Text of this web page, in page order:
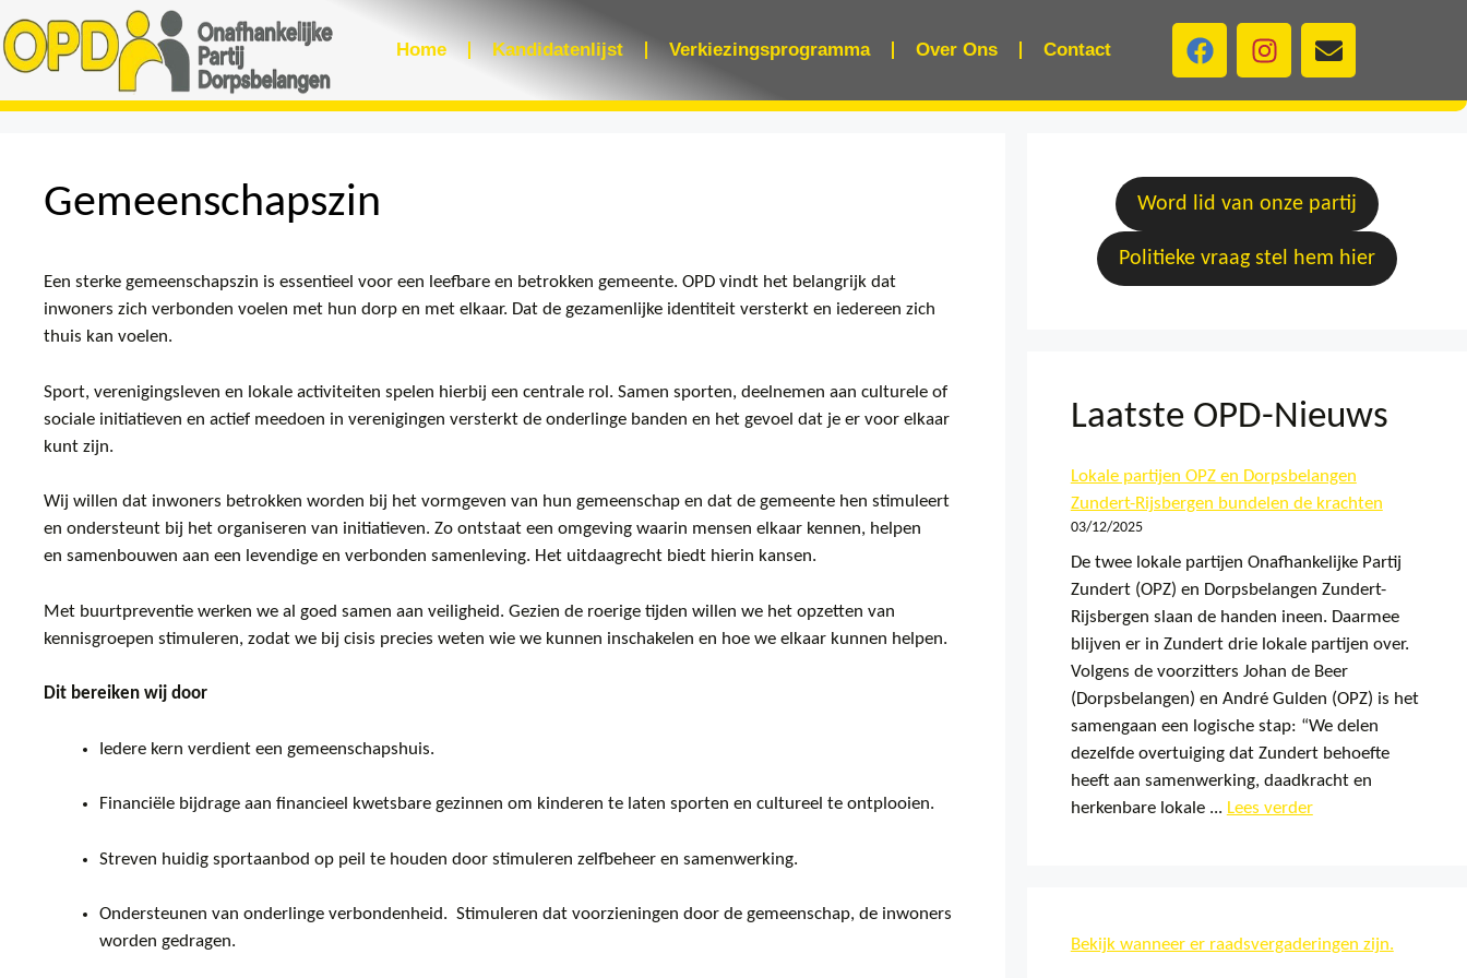
Home Kandidatenlijst Verkiezingsprogramma Over Ons Contact
Gemeenschapszin
Een sterke gemeenschapszin is essentieel voor een leefbare en betrokken gemeente. OPD vindt het belangrijk dat
inwoners zich verbonden voelen met hun dorp en met elkaar. Dat de gezamenlijke identiteit versterkt en iedereen zich
thuis kan voelen.
Sport, verenigingsleven en lokale activiteiten spelen hierbij een centrale rol. Samen sporten, deelnemen aan culturele of
sociale initiatieven en actief meedoen in verenigingen versterkt de onderlinge banden en het gevoel dat je er voor elkaar
kunt zijn.
Wij willen dat inwoners betrokken worden bij het vormgeven van hun gemeenschap en dat de gemeente hen stimuleert
en ondersteunt bij het organiseren van initiatieven. Zo ontstaat een omgeving waarin mensen elkaar kennen, helpen
en samenbouwen aan een levendige en verbonden samenleving. Het uitdaagrecht biedt hierin kansen.
Met buurtpreventie werken we al goed samen aan veiligheid. Gezien de roerige tijden willen we het opzetten van
kennisgroepen stimuleren, zodat we bij cisis precies weten wie we kunnen inschakelen en hoe we elkaar kunnen helpen.
Dit bereiken wij door
Iedere kern verdient een gemeenschapshuis.
Financiële bijdrage aan financieel kwetsbare gezinnen om kinderen te laten sporten en cultureel te ontplooien.
Streven huidig sportaanbod op peil te houden door stimuleren zelfbeheer en samenwerking.
Ondersteunen van onderlinge verbondenheid. Stimuleren dat voorzieningen door de gemeenschap, de inwoners
worden gedragen.
Word lid van onze partij
Politieke vraag stel hem hier
Laatste OPD-Nieuws
Lokale partijen OPZ en Dorpsbelangen
Zundert-Rijsbergen bundelen de krachten
03/12/2025
De twee lokale partijen Onafhankelijke Partij
Zundert (OPZ) en Dorpsbelangen Zundert-
Rijsbergen slaan de handen ineen. Daarmee
blijven er in Zundert drie lokale partijen over.
Volgens de voorzitters Johan de Beer
(Dorpsbelangen) en André Gulden (OPZ) is het
samengaan een logische stap: “We delen
dezelfde overtuiging dat Zundert behoefte
heeft aan samenwerking, daadkracht en
herkenbare lokale ... Lees verder
Bekijk wanneer er raadsvergaderingen zijn.